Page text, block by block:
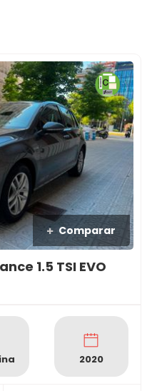
Comparar
1.5 TSI EVO
2020